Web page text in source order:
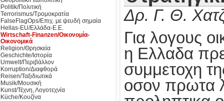
Politik/Πολιτική
Terrorismus/Τρομοκρατία
FalseFlagOps/Επιχ. με ψευδή σημαία
Hellas-EU/Ελλάδα-Ε.Ε.
Wirtschaft-Finanzen/Οικονομία-
Οικονομικά
Religion/Θρησκεία
Geschichte/Ιστορία
Umwelt/Περιβάλλον
Korruption/Διαφθορά
Reisen/Ταξιδιωτικά
Musik/Μουσική
Kunst/Τέχνη, Λογοτεχνία
Küche/Κουζίνα
Δρ. Γ. Θ.
Για λογους
η Ελλαδα
συμμετοχη
οσον πρωτα